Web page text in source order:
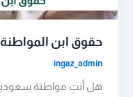
حقوق ابن
ingaz_admin
هل أنتِ مواطنة